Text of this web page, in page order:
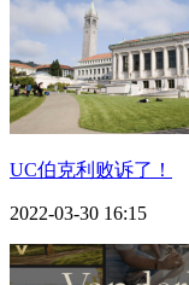
UC伯克利败诉了！
2022-03-30 16:15